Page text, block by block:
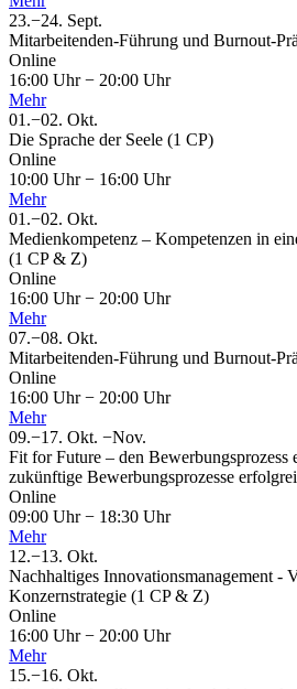
23.−24. Sept.
Mitarbeitenden-Führung und Burnout-
Online
16:00 Uhr− 20:00 Uhr
Mehr
01.−02. Okt.
Die Sprache der Seele (1 CP)
Online
10:00 Uhr− 16:00 Uhr
Mehr
01.−02. Okt.
Medienkompetenz – Kompetenzen in
(1 CP & Z)
Online
16:00 Uhr− 20:00 Uhr
Mehr
07.−08. Okt.
Mitarbeitenden-Führung und Burnout-
Online
16:00 Uhr− 20:00 Uhr
Mehr
09.−17. Okt. −Nov.
Fit for Future – den Bewerbungsprozess
zukünftige Bewerbungsprozesse
Online
09:00 Uhr− 18:30 Uhr
Mehr
12.−13. Okt.
Nachhaltiges Innovationsmanagement -
Konzernstrategie (1 CP & Z)
Online
16:00 Uhr− 20:00 Uhr
Mehr
15.−16. Okt.